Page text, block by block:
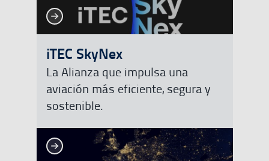
Ver más
iTEC SkyNex
La Alianza que impulsa una
aviación más eficiente, segura y
sostenible.
Ver más